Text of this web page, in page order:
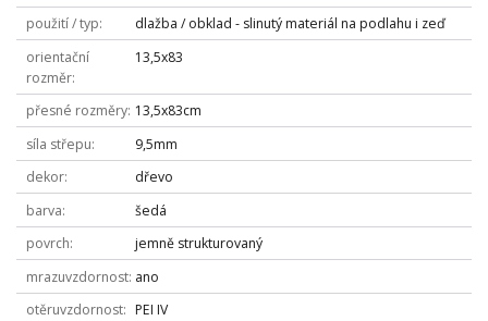
použití / typ
dlažba / obklad - slinutý materiál na podlahu i zeď
orientační
rozměr
13,5x83
přesné rozměry 13,5x83cm
síla střepu
9,5mm
dekor
dřevo
barva
šedá
povrch
jemně strukturovaný
mrazuvzdornost ano
otěruvzdornost
PEI IV